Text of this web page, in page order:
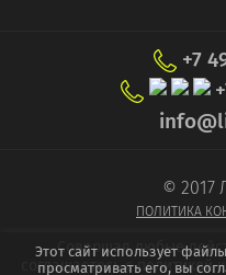
Этот сайт использует
просматривать его, вы
+7
© 2017
ПОЛИТИКА
Совершая любые
соглашаетесь с политикой